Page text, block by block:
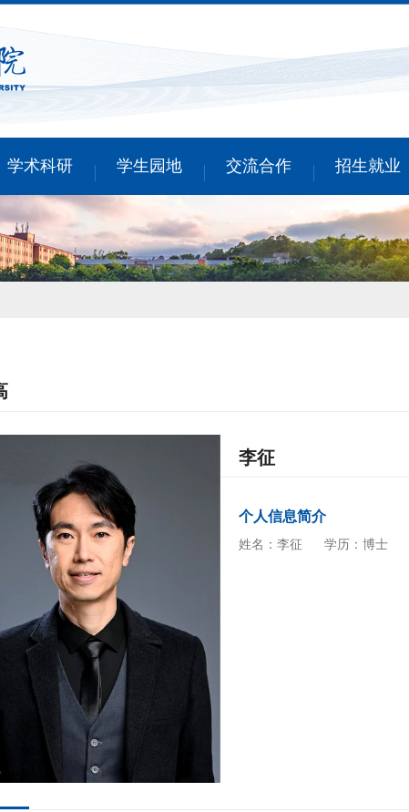
学术科研 学生园地 交流合作 招生就业
李征
个人信息简介
姓名：李征 学历：博士